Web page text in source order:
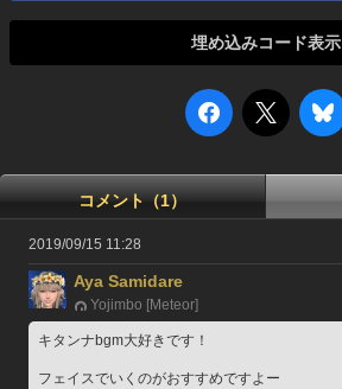
埋め込みコード表示
コメント（1）
2019/09/15 11:28
Aya Samidare
Yojimbo [Meteor]
キタンナbgm大好きです！
フェイスでいくのがおすすめですよー